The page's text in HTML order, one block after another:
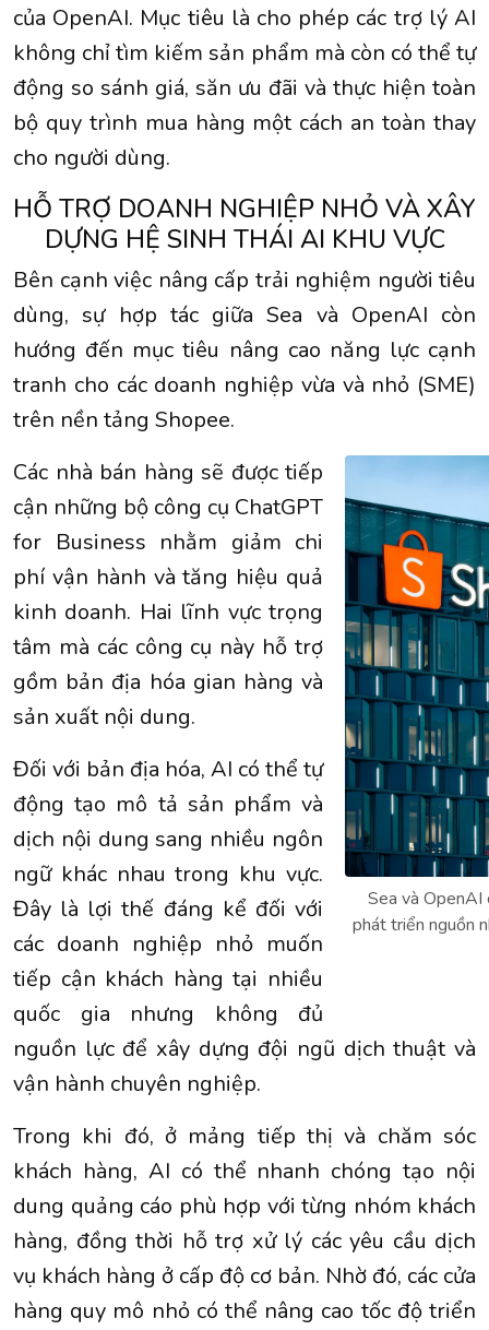
của OpenAI. Mục tiêu là cho phép các trợ lý AI
không chỉ tìm kiếm sản phẩm mà còn có thể tự
động so sánh giá, săn ưu đãi và thực hiện toàn
bộ quy trình mua hàng một cách an toàn thay
cho người dùng.
HỖ TRỢ DOANH NGHIỆP NHỎ VÀ XÂY
DỰNG HỆ SINH THÁI AI KHU VỰC
Bên cạnh việc nâng cấp trải nghiệm người tiêu
dùng, sự hợp tác giữa Sea và OpenAI còn
hướng đến mục tiêu nâng cao năng lực cạnh
tranh cho các doanh nghiệp vừa và nhỏ (SME)
trên nền tảng Shopee.
Sea và OpenAI
phát triển nguồn
Các nhà bán hàng sẽ được tiếp
cận những bộ công cụ ChatGPT
for Business nhằm giảm chi
phí vận hành và tăng hiệu quả
kinh doanh. Hai lĩnh vực trọng
tâm mà các công cụ này hỗ trợ
gồm bản địa hóa gian hàng và
sản xuất nội dung.
Đối với bản địa hóa, AI có thể tự
động tạo mô tả sản phẩm và
dịch nội dung sang nhiều ngôn
ngữ khác nhau trong khu vực.
Đây là lợi thế đáng kể đối với
các doanh nghiệp nhỏ muốn
tiếp cận khách hàng tại nhiều
quốc gia nhưng không đủ
nguồn lực để xây dựng đội ngũ dịch thuật và
vận hành chuyên nghiệp.
Trong khi đó, ở mảng tiếp thị và chăm sóc
khách hàng, AI có thể nhanh chóng tạo nội
dung quảng cáo phù hợp với từng nhóm khách
hàng, đồng thời hỗ trợ xử lý các yêu cầu dịch
vụ khách hàng ở cấp độ cơ bản. Nhờ đó, các cửa
hàng quy mô nhỏ có thể nâng cao tốc độ triển